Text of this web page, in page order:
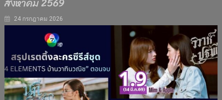
24 กรกฎาคม 2026